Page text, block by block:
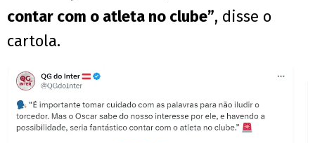
contar com o atleta no clube”, disse o
cartola.